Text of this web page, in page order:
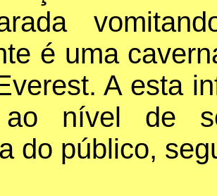
é uma
A esta
nível de
do público,